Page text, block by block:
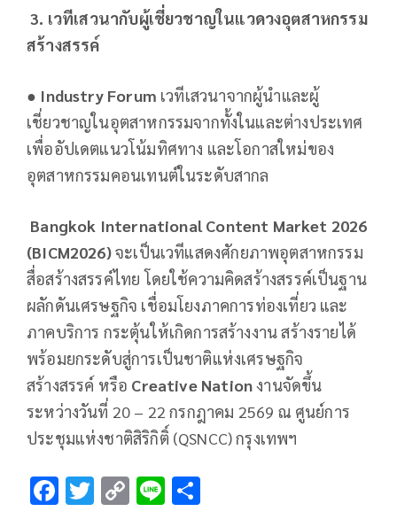
3. เวทีเสวนากับผู้เชี่ยวชาญในแวดวงอุตสาหกรรม
สร้างสรรค์
● Industry Forum เวทีเสวนาจากผู้นําและผู้
เชี่ยวชาญในอุตสาหกรรมจากทั้งในและต่างประเทศ
เพื่ออัปเดตแนวโน้มทิศทาง และโอกาสใหม่ของ
อุตสาหกรรมคอนเทนต์ในระดับสากล
Bangkok International Content Market 2026
(BICM2026)จะเป็นเวทีแสดงศักยภาพอุตสาหกรรม
สื่อสร้างสรรค์ไทย โดยใช้ความคิดสร้างสรรค์เป็นฐาน
ผลักดันเศรษฐกิจ เชื่อมโยงภาคการท่องเที่ยว และ
ภาคบริการ กระตุ้นให้เกิดการสร้างงาน สร้างรายได้
พร้อมยกระดับสู่การเป็นชาติแห่งเศรษฐกิจ
สร้างสรรค์ หรือ Creative Nationงานจัดขึ้น
ระหว่างวันที่ 20 – 22 กรกฎาคม 2569 ณ ศูนย์การ
ประชุมแห่งชาติสิริกิติ์ (QSNCC) กรุงเทพฯ
F T C Li